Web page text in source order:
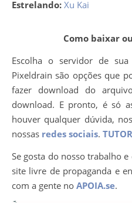
Estrelando: Xu Kai
Como baixar
Escolha o servidor de
Pixeldrain são opções que
fazer download do
download. E pronto, é só
houver qualquer dúvida,
nossas redes sociais.
Se gosta do nosso trabalho
site livre de propaganda e
com a gente no APOIA.se.